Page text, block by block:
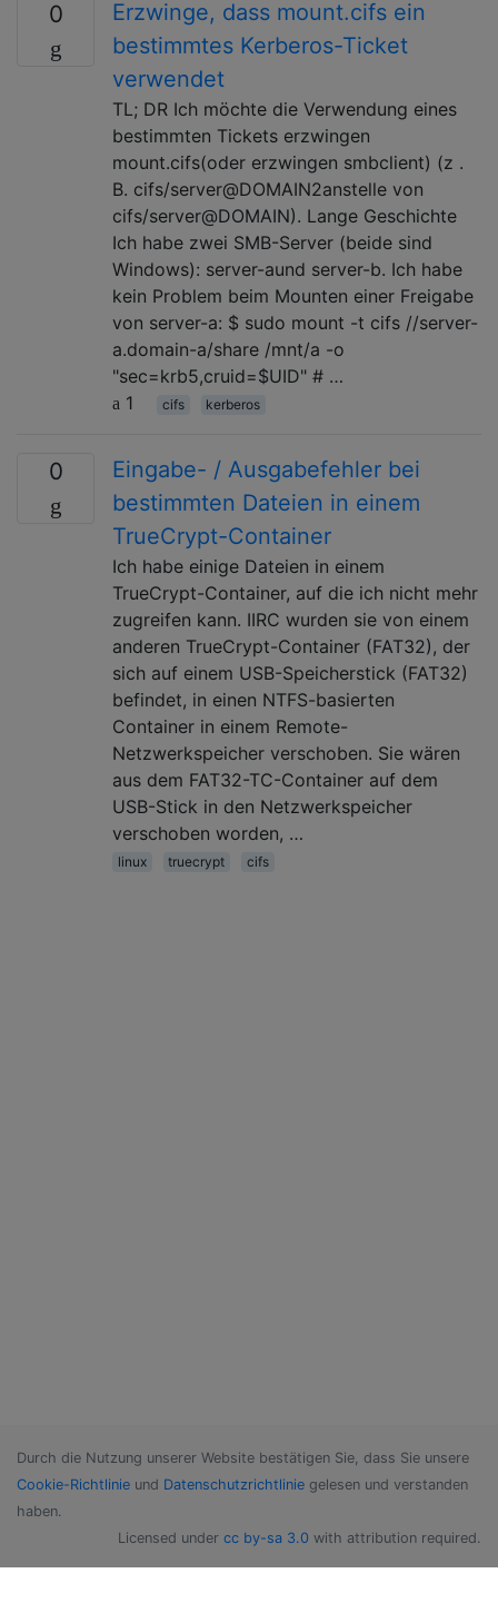
0
Erzwinge, dass mount.cifs ein
bestimmtes Kerberos-Ticket
verwendet
TL; DR Ich möchte die Verwendung eines
bestimmten Tickets erzwingen
mount.cifs(oder erzwingen smbclient) (z .
B. cifs/server@DOMAIN2anstelle von
cifs/server@DOMAIN). Lange Geschichte
Ich habe zwei SMB-Server (beide sind
Windows): server-aund server-b. Ich habe
kein Problem beim Mounten einer Freigabe
von server-a: $ sudo mount -t cifs //server-
a.domain-a/share /mnt/a -o
"sec=krb5,cruid=$UID" # …
1
cifs kerberos
0
Eingabe- / Ausgabefehler bei
bestimmten Dateien in einem
TrueCrypt-Container
Ich habe einige Dateien in einem
TrueCrypt-Container, auf die ich nicht mehr
zugreifen kann. IIRC wurden sie von einem
anderen TrueCrypt-Container (FAT32), der
sich auf einem USB-Speicherstick (FAT32)
befindet, in einen NTFS-basierten
Container in einem Remote-
Netzwerkspeicher verschoben. Sie wären
aus dem FAT32-TC-Container auf dem
USB-Stick in den Netzwerkspeicher
verschoben worden, …
linux truecrypt cifs
Durch die Nutzung unserer Website bestätigen Sie, dass Sie unsere
Cookie-Richtlinie und Datenschutzrichtlinie gelesen und verstanden
haben.
Licensed under cc by-sa 3.0 with attribution required.